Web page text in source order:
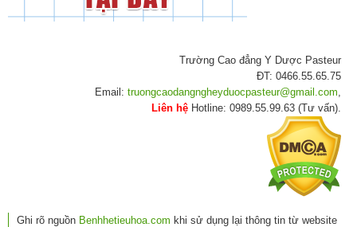
Trường Cao đẳng Y Dược Pasteur
ĐT: 0466.55.65.75
Email: truongcaodangngheyduocpasteur@gmail.com,
Liên hệ Hotline: 0989.55.99.63 (Tư vấn).
Ghi rõ nguồn Benhhetieuhoa.com khi sử dụng lại thông tin từ website